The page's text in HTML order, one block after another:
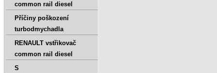
common rail diesel
Příčiny poškození
turbodmychadla
RENAULT vstřikovač
common rail diesel
S